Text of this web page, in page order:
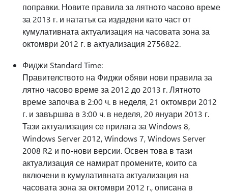
поправки. Новите правила за лятното часово време
за 2013 г. и нататък са издадени като част от
кумулативната актуализация на часовата зона за
октомври 2012 г. в актуализация 2756822.
Фиджи Standard Time:
Правителството на Фиджи обяви нови правила за
лятно часово време за 2012 до 2013 г. Лятното
време започва в 2:00 ч. в неделя, 21 октомври 2012
г. и завършва в 3:00 ч. в неделя, 20 януари 2013 г.
Тази актуализация се прилага за Windows 8,
Windows Server 2012, Windows 7, Windows Server
2008 R2 и по-нови версии. Освен това в тази
актуализация се намират промените, които са
включени в кумулативната актуализация на
часовата зона за октомври 2012 г., описана в